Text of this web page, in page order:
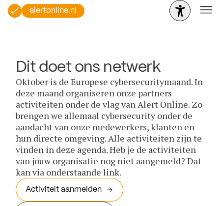
alertonline.nl
Dit doet ons netwerk
Oktober is de Europese cybersecuritymaand. In
deze maand organiseren onze partners
activiteiten onder de vlag van Alert Online. Zo
brengen we allemaal cybersecurity onder de
aandacht van onze medewerkers, klanten en
hun directe omgeving. Alle activiteiten zijn te
vinden in deze agenda. Heb je de activiteiten
van jouw organisatie nog niet aangemeld? Dat
kan via onderstaande link.
Activiteit aanmelden